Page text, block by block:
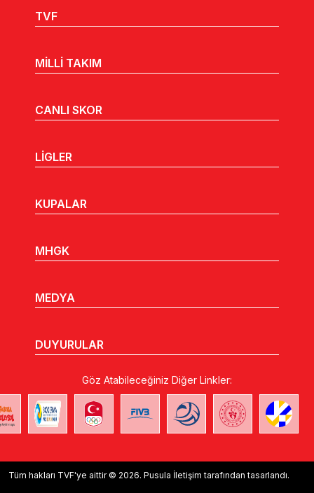
Bursa Ofisi
0224 246 00 40
TVF
MİLLİ TAKIM
CANLI SKOR
LİGLER
KUPALAR
MHGK